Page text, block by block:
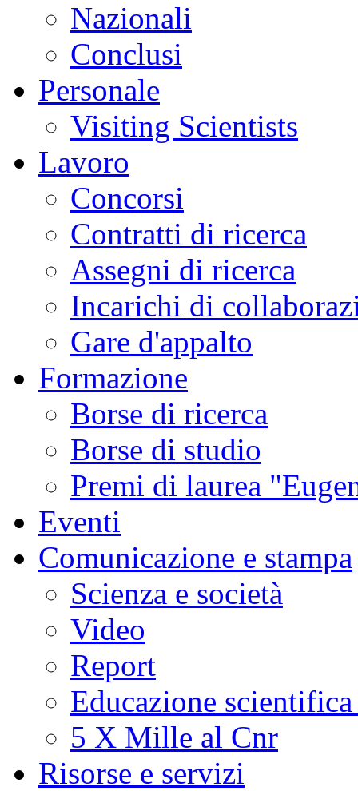
Nazionali
Conclusi
Personale
Visiting Scientists
Lavoro
Concorsi
Contratti di ricerca
Assegni di ricerca
Incarichi di
Gare d'appalto
Formazione
Borse di ricerca
Borse di studio
Premi di laurea
Eventi
Comunicazione e stampa
Scienza e società
Video
Report
Educazione
5 X Mille al Cnr
Risorse e servizi